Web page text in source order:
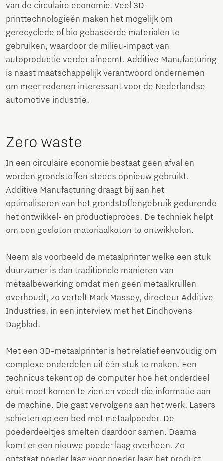
van de circulaire economie. Veel 3D-
printtechnologieën maken het mogelijk om
gerecyclede of bio gebaseerde materialen te
gebruiken, waardoor de milieu-impact van
autoproductie verder afneemt. Additive Manufacturing
is naast maatschappelijk verantwoord ondernemen
om meer redenen interessant voor de Nederlandse
automotive industrie.
Zero waste
In een circulaire economie bestaat geen afval en
worden grondstoffen steeds opnieuw gebruikt.
Additive Manufacturing draagt bij aan het
optimaliseren van het grondstoffengebruik gedurende
het ontwikkel- en productieproces. De techniek helpt
om een gesloten materiaalketen te ontwikkelen.
Neem als voorbeeld de metaalprinter welke een stuk
duurzamer is dan traditionele manieren van
metaalbewerking omdat men geen metaalkrullen
overhoudt, zo vertelt Mark Massey, directeur Additive
Industries, in een interview met het Eindhovens
Dagblad.
Met een 3D-metaalprinter is het relatief eenvoudig om
complexe onderdelen uit één stuk te maken. Een
technicus tekent op de computer hoe het onderdeel
eruit moet komen te zien en voedt die informatie aan
de machine. Die gaat vervolgens aan het werk. Lasers
schieten op een bed met metaalpoeder. De
poederdeeltjes smelten daardoor samen. Daarna
komt er een nieuwe poeder laag overheen. Zo
ontstaat poeder laag voor poeder laag het product.